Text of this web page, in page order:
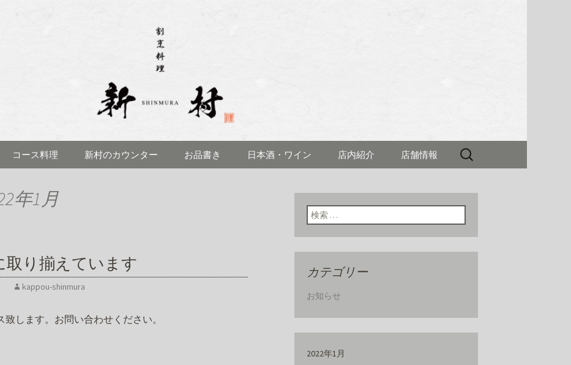
見にある「割烹料理 新村(しん
ブログ
コース料理 新村のカウンター お品書き 日本酒・ワイン 店内紹介 店舗情報
検
年1月
取り揃えています
kappou-shinmura
します。お問い合わせください。
検索:
カテゴリー
お知らせ
2022年1月